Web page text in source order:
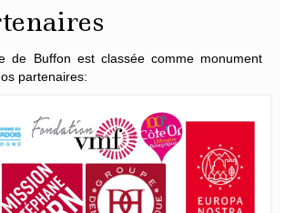
de Buffon est classée comme monument
partenaires: